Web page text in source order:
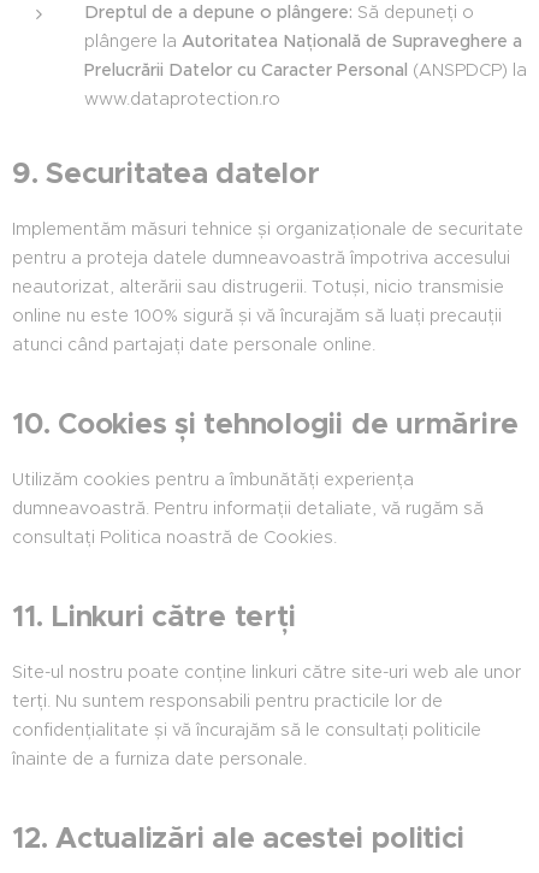
Dreptul de a depune o plângere: Să depuneți o
plângere la Autoritatea Națională de Supraveghere a
Prelucrării Datelor cu Caracter Personal (ANSPDCP) la
www.dataprotection.ro
9. Securitatea datelor
Implementăm măsuri tehnice și organizaționale de securitate
pentru a proteja datele dumneavoastră împotriva accesului
neautorizat, alterării sau distrugerii. Totuși, nicio transmisie
online nu este 100% sigură și vă încurajăm să luați precauții
atunci când partajați date personale online.
10. Cookies și tehnologii de urmărire
Utilizăm cookies pentru a îmbunătăți experiența
dumneavoastră. Pentru informații detaliate, vă rugăm să
consultați Politica noastră de Cookies.
11. Linkuri către terți
Site-ul nostru poate conține linkuri către site-uri web ale unor
terți. Nu suntem responsabili pentru practicile lor de
confidențialitate și vă încurajăm să le consultați politicile
înainte de a furniza date personale.
12. Actualizări ale acestei politici